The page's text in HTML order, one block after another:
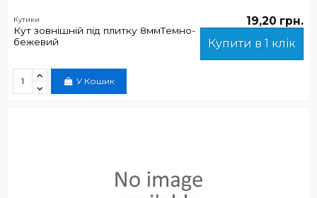
Кутики
Кут зовнішній під плитку 8ммТемно-
бежевий
19,20 грн.
Купити в 1 клік
У Кошик